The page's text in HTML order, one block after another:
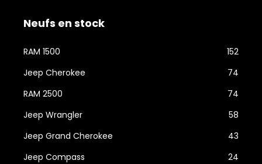
Neufs en stock
RAM 1500
152
Jeep Cherokee
74
RAM 2500
74
Jeep Wrangler
58
Jeep Grand Cherokee
43
Jeep Compass
24